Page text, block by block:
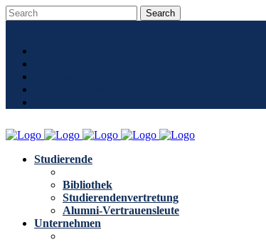
Studierende
Bibliothek
Studierendenvertretung
Alumni-Vertrauensleute
Unternehmen